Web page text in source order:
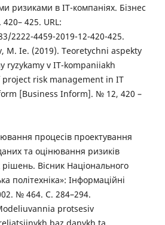
ризиками в ІТ-компаніях. Бізнес
425. URL:
2222-4459-2019-12-420-425.
M. Ie. (2019). Teoretychni aspekty
ryzykamy v IT-kompaniiakh
risk management in IT
[Business Inform]. № 12, 420 –
процесів проектування
та оцінювання ризиків
Вісник Національного
політехніка»: Інформаційні
№ 464. С. 284–294.
protsesiv